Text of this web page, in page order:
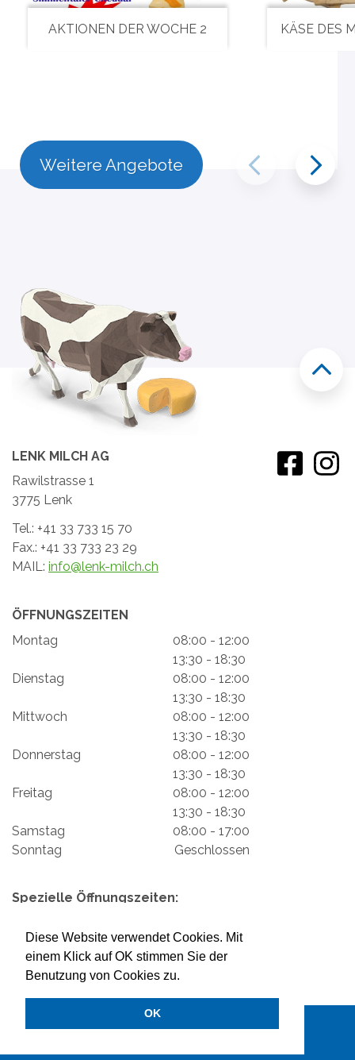
Diese Website verwendet Cookies. Mit
einem Klick auf OK stimmen Sie der
Benutzung von Cookies zu.
OK
AKTIONEN DER WOCHE 2 KÄSE DES
Weitere Angebote
LENK MILCH AG
Rawilstrasse 1
3775 Lenk
Tel.: +41 33 733 15 70
Fax.: +41 33 733 23 29
MAIL: info@lenk-milch.ch
ÖFFNUNGSZEITEN
Montag
08:00 - 12:00
13:30 - 18:30
Dienstag
08:00 - 12:00
13:30 - 18:30
Mittwoch
08:00 - 12:00
13:30 - 18:30
Donnerstag
08:00 - 12:00
13:30 - 18:30
Freitag
08:00 - 12:00
13:30 - 18:30
Samstag
08:00 - 17:00
Sonntag
Geschlossen
Spezielle Öffnungszeiten:
Impressum Mein Konto
Datenschutzerklärung
Versand & Rückgabe
Zahlungsmöglichkeiten
2026 © LENK MILCH AG